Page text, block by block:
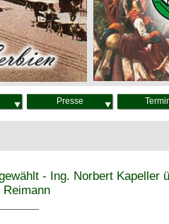
Presse
- Ing. Norbert Kapeller